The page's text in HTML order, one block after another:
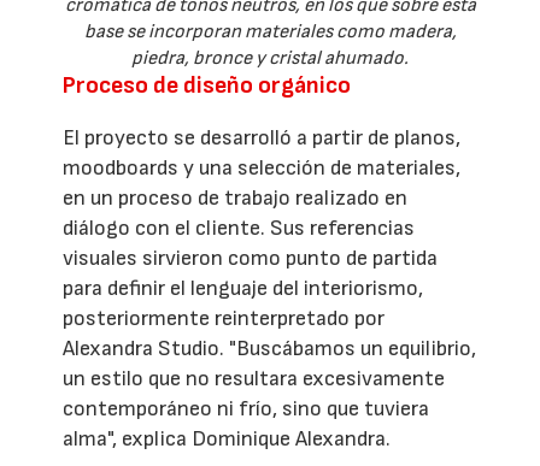
cromática de tonos neutros, en los que sobre esta
base se incorporan materiales como madera,
piedra, bronce y cristal ahumado.
Proceso de diseño orgánico
El proyecto se desarrolló a partir de planos,
moodboards y una selección de materiales,
en un proceso de trabajo realizado en
diálogo con el cliente. Sus referencias
visuales sirvieron como punto de partida
para definir el lenguaje del interiorismo,
posteriormente reinterpretado por
Alexandra Studio. "Buscábamos un equilibrio,
un estilo que no resultara excesivamente
contemporáneo ni frío, sino que tuviera
alma", explica Dominique Alexandra.